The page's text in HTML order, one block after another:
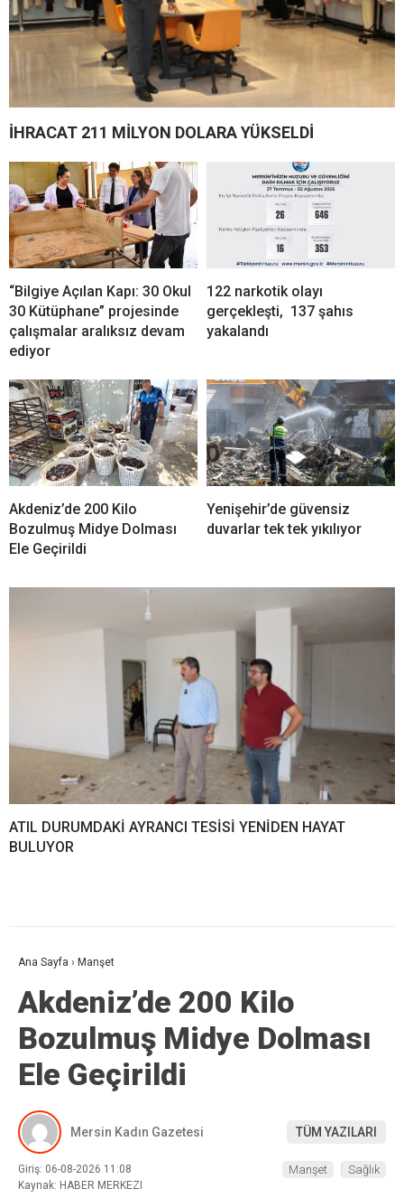
İHRACAT 211 MİLYON DOLARA YÜKSELDİ
“Bilgiye Açılan Kapı: 30 Okul
30 Kütüphane” projesinde
çalışmalar aralıksız devam
ediyor
122 narkotik olayı
gerçekleşti, 137 şahıs
yakalandı
Akdeniz’de 200 Kilo
Bozulmuş Midye Dolması
Ele Geçirildi
Yenişehir’de güvensiz
duvarlar tek tek yıkılıyor
ATIL DURUMDAKİ AYRANCI TESİSİ YENİDEN HAYAT
BULUYOR
Ana Sayfa › Manşet
Akdeniz’de 200 Kilo
Bozulmuş Midye Dolması
Ele Geçirildi
Mersin Kadın Gazetesi TÜM YAZILARI
Giriş: 06-08-2026 11:08
Kaynak: HABER MERKEZI
Manşet Sağlık